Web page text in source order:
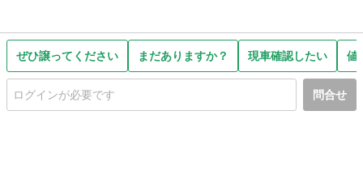
ぜひ譲ってください まだありますか？ 現車確認したい 値
問合せ